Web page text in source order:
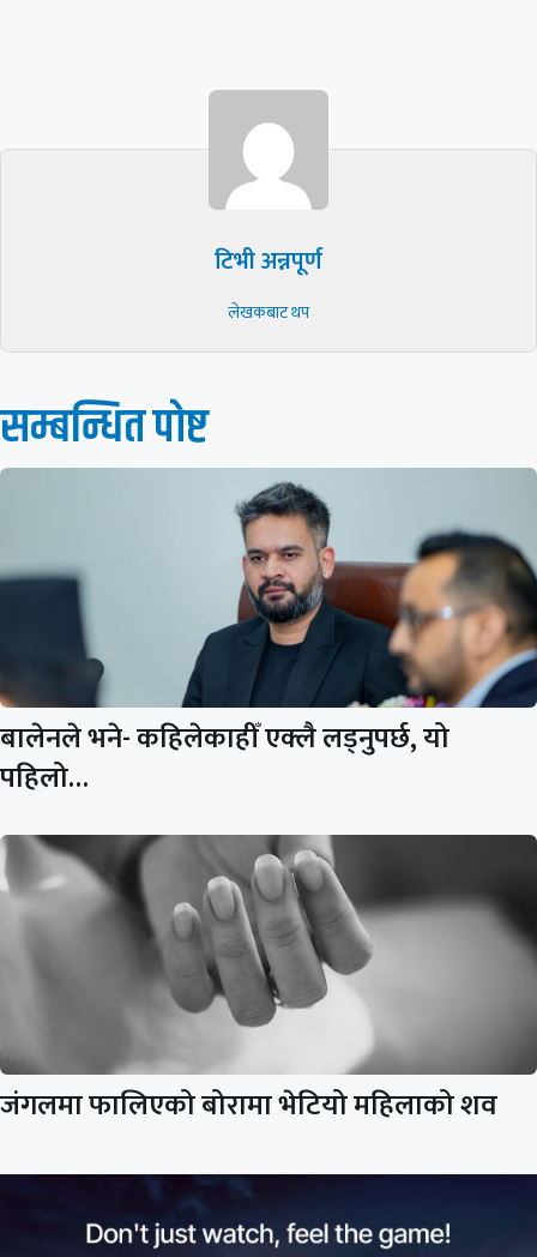
टिभी अन्नपूर्ण
लेखकबाट थप
सम्बन्धित पाेष्ट
बालेनले भने- कहिलेकाहीँ एक्लै लड्नुपर्छ, यो
पहिलो…
जंगलमा फालिएको बोरामा भेटियो महिलाको शव